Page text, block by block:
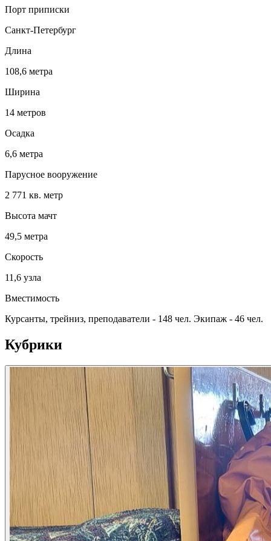
Порт приписки
Санкт-Петербург
Длина
108,6 метра
Ширина
14 метров
Осадка
6,6 метра
Парусное вооружение
2 771 кв. метр
Высота мачт
49,5 метра
Скорость
11,6 узла
Вместимость
Курсанты, трейниз, преподаватели - 148 чел. Экипаж - 46 чел.
Кубрики